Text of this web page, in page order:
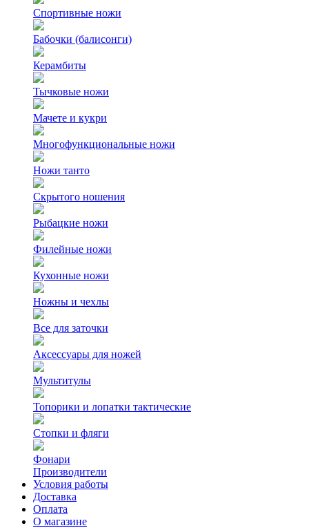
Спортивные ножи
Бабочки (балисонги)
Керамбиты
Тычковые ножи
Мачете и кукри
Многофункциональные ножи
Ножи танто
Скрытого ношения
Рыбацкие ножи
Филейные ножи
Кухонные ножи
Ножны и чехлы
Все для заточки
Аксессуары для ножей
Мультитулы
Топорики и лопатки тактические
Стопки и фляги
Фонари
Производители
Условия работы
Доставка
Оплата
О магазине